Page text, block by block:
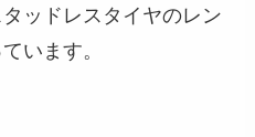
ッドレスタイヤのレン
います。